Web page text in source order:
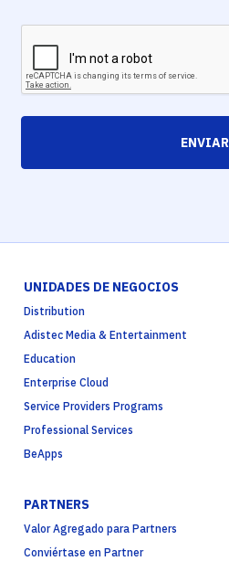
ENVIAR
UNIDADES DE NEGOCIOS
Distribution
Adistec Media & Entertainment
Education
Enterprise Cloud
Service Providers Programs
Professional Services
BeApps
PARTNERS
Valor Agregado para Partners
Conviértase en Partner